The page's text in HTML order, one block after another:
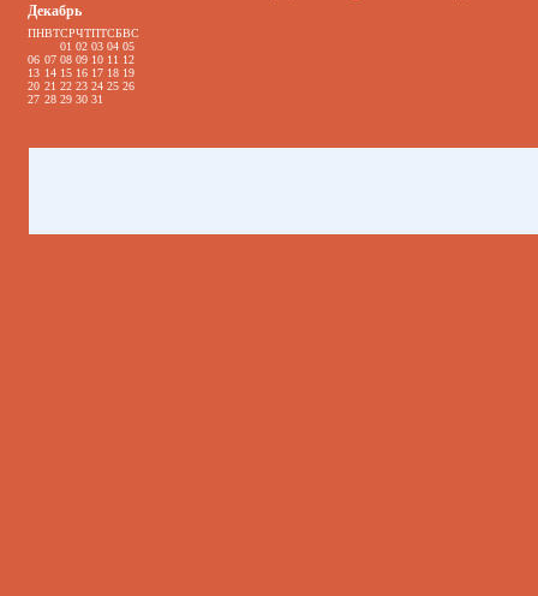
Декабрь
ПНВТСРЧТПТСБВС
01 02 03 04 05
06 07 08 09 10 11 12
13 14 15 16 17 18 19
20 21 22 23 24 25 26
27 28 29 30 31